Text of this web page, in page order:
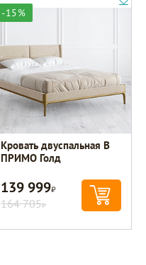
-15%
Кровать двуспальная B
ПРИМО Голд
139 999Р
164 705Р